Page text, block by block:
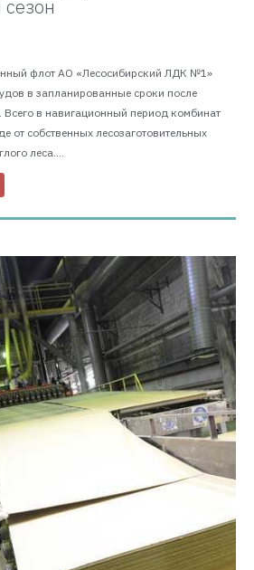
флот АО «Лесосибирский ЛДК №1»
в запланированные сроки после
Всего в навигационный период комбинат
от собственных лесозаготовительных
леса....